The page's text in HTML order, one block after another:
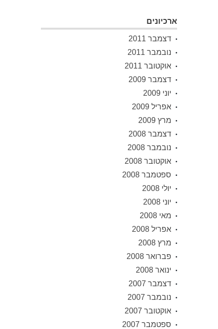
ארכיונים
דצמבר 2011
נובמבר 2011
אוקטובר 2011
דצמבר 2009
יוני 2009
אפריל 2009
מרץ 2009
דצמבר 2008
נובמבר 2008
אוקטובר 2008
ספטמבר 2008
יולי 2008
יוני 2008
מאי 2008
אפריל 2008
מרץ 2008
פברואר 2008
ינואר 2008
דצמבר 2007
נובמבר 2007
אוקטובר 2007
ספטמבר 2007